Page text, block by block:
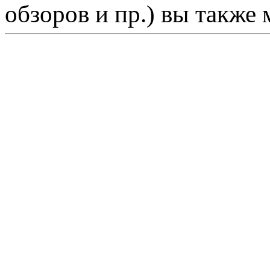
обзоров и пр.) вы также